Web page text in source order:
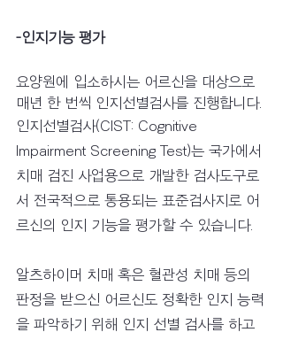
-인지기능 평가
요양원에 입소하시는 어르신을 대상으로
매년 한 번씩 인지선별검사를 진행합니다.
인지선별검사(CIST: Cognitive
Impairment Screening Test)는 국가에서
치매 검진 사업용으로 개발한 검사도구로
서 전국적으로 통용되는 표준검사지로 어
르신의 인지 기능을 평가할 수 있습니다.
알츠하이머 치매 혹은 혈관성 치매 등의
판정을 받으신 어르신도 정확한 인지 능력
을 파악하기 위해 인지 선별 검사를 하고